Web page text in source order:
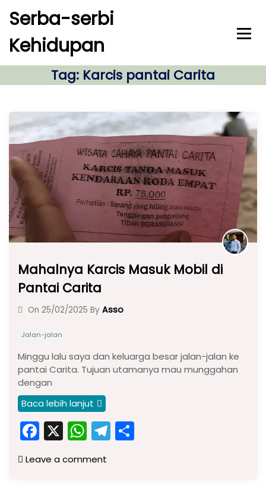
c
Serba-serbi
Kehidupan
Tag: Karcis pantai Carita
Mahalnya Karcis Masuk Mobil di
Pantai Carita
On 25/02/2025 By Asso
Jalan-jalan
Minggu lalu saya dan keluarga besar jalan-jalan ke
pantai Carita. Tujuan utamanya mau munggahan
dengan
Baca lebih lanjut
F
a
c
X W
h
a
T
el
Leave a comment